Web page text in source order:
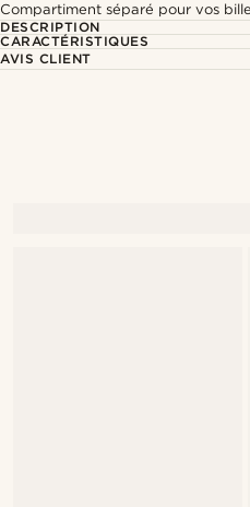
Compartiment séparé pour vos
DESCRIPTION
CARACTÉRISTIQUES
AVIS CLIENT